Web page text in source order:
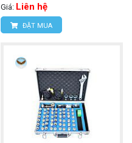
Giá: Liên hệ
ĐẶT MUA